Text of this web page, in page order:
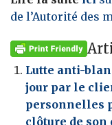
de l’Autorité des
Lutte anti-
jour par le
personnelles
clôture de